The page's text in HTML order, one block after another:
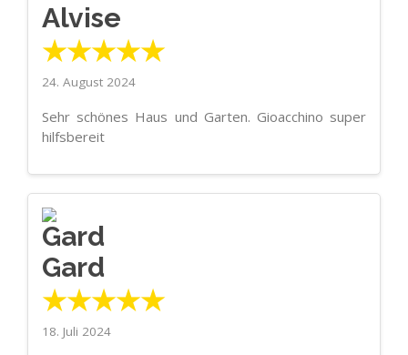
Alvise
★★★★★
24. August 2024
Sehr schönes Haus und Garten. Gioacchino super
hilfsbereit
Gard
★★★★★
18. Juli 2024